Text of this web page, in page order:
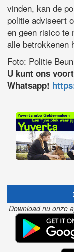
vinden, kan de
politie adviseert
en geen risico te
alle betrokkenen
Foto: Politie
U kunt ons
Whatsapp!
Download nu onze